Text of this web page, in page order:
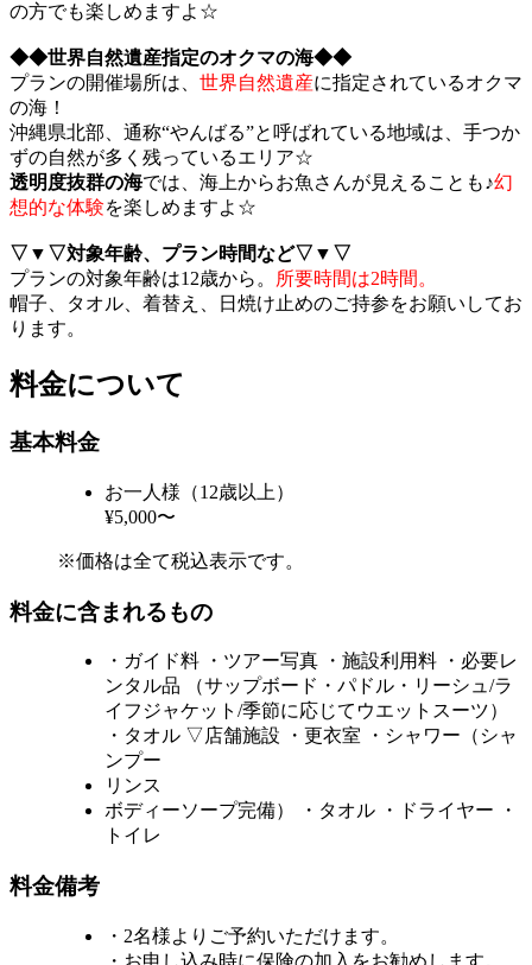
の方でも楽しめますよ☆
◆◆世界自然遺産指定のオクマの海◆◆
プランの開催場所は、 世界自然遺産に指定されているオクマ
の海！
沖縄県北部、通称“やんばる”と呼ばれている地域は、手つか
ずの自然が多く残っているエリア☆
透明度抜群の海では、海上からお魚さんが見えることも♪幻
想的な体験を楽しめますよ☆
▽▼▽対象年齢、プラン時間など▽▼▽
プランの対象年齢は12歳から。 所要時間は2時間。
帽子、タオル、着替え、日焼け止めのご持参をお願いしてお
ります。
料金について
基本料金
お一人様（12歳以上）
¥5,000〜
※価格は全て税込表示です。
料金に含まれるもの
・ガイド料 ・ツアー写真 ・施設利用料 ・必要レ
ンタル品 （サップボード・パドル・リーシュ/ラ
イフジャケット/季節に応じてウエットスーツ）
・タオル ▽店舗施設 ・更衣室 ・シャワー（シャ
ンプー
リンス
ボディーソープ完備） ・タオル ・ドライヤー ・
トイレ
料金備考
・2名様よりご予約いただけます。
・お申し込み時に保険の加入をお勧めします。